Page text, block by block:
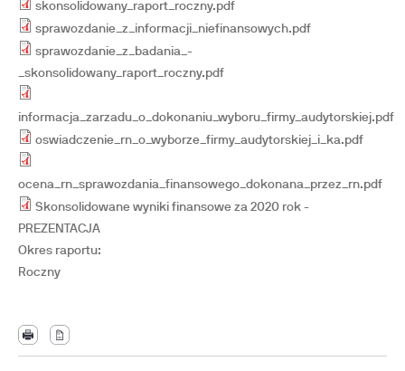
skonsolidowany_raport_roczny.pdf
sprawozdanie_z_informacji_niefinansowych.pdf
sprawozdanie_z_badania_-
_skonsolidowany_raport_roczny.pdf
informacja_zarzadu_o_dokonaniu_wyboru_firmy_audytorskiej.pdf
oswiadczenie_rn_o_wyborze_firmy_audytorskiej_i_ka.pdf
ocena_rn_sprawozdania_finansowego_dokonana_przez_rn.pdf
Skonsolidowane wyniki finansowe za 2020 rok -
PREZENTACJA
Okres raportu:
Roczny